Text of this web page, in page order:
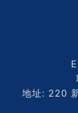
地址: 220